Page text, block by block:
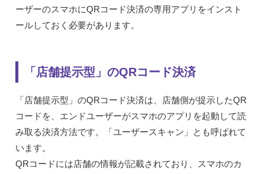
ーザーのスマホにQRコード決済の専用アプリをインスト
ールしておく必要があります。
「店舗提示型」のQRコード決済
「店舗提示型」のQRコード決済は、店舗側が提示したQR
コードを、エンドユーザーがスマホのアプリを起動して読
み取る決済方法です。「ユーザースキャン」とも呼ばれて
います。
QRコードには店舗の情報が記載されており、スマホのカ